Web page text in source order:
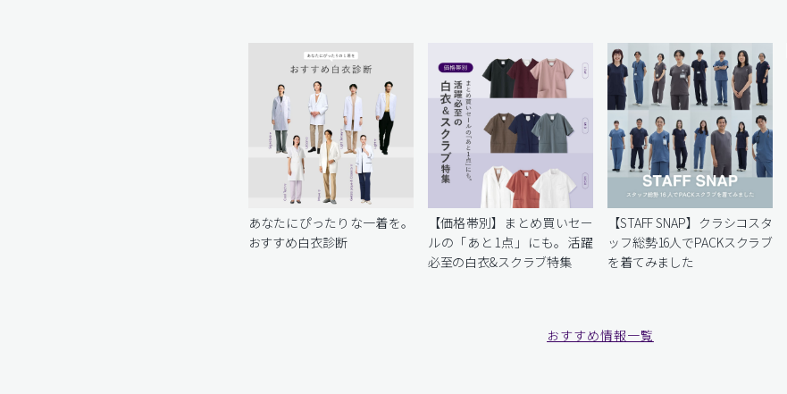
あなたにぴったりな一着を。
おすすめ白衣診断
【価格帯別】まとめ買いセー
ルの「あと1点」にも。活躍
必至の白衣&スクラブ特集
【STAFF SNAP】クラシコスタ
ッフ総勢16人でPACKスクラブ
を着てみました
おすすめ情報一覧